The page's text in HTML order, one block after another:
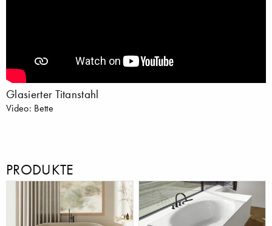
Glasierter Titanstahl
Video: Bette
PRODUKTE